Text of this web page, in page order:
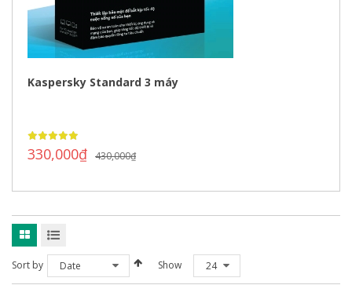
Kaspersky Standard 3 máy
430,000₫
330,000₫
Sort by Date Show 24